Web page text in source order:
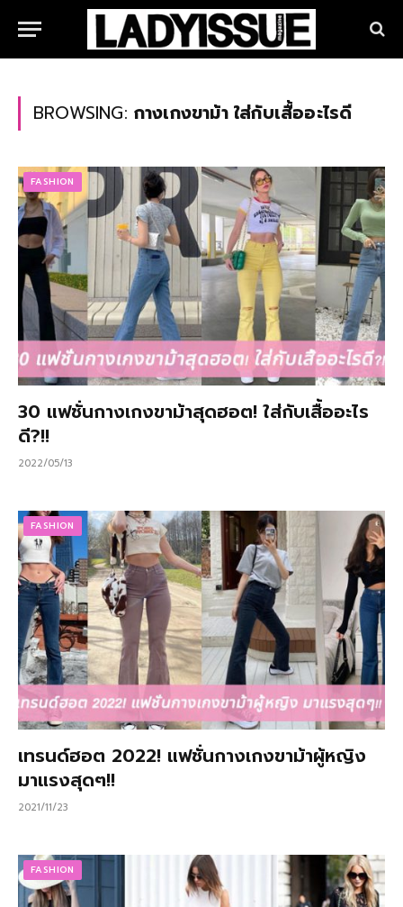
BROWSING: กางเกงขาม้า ใส่กับเสื้ออะไรดี
FASHION
30 แฟชั่นกางเกงขาม้าสุดฮอต! ใส่กับเสื้ออะไร
ดี?!!
2022/05/13
FASHION
เทรนด์ฮอต 2022! แฟชั่นกางเกงขาม้าผู้หญิง
มาแรงสุดๆ!!
2021/11/23
FASHION